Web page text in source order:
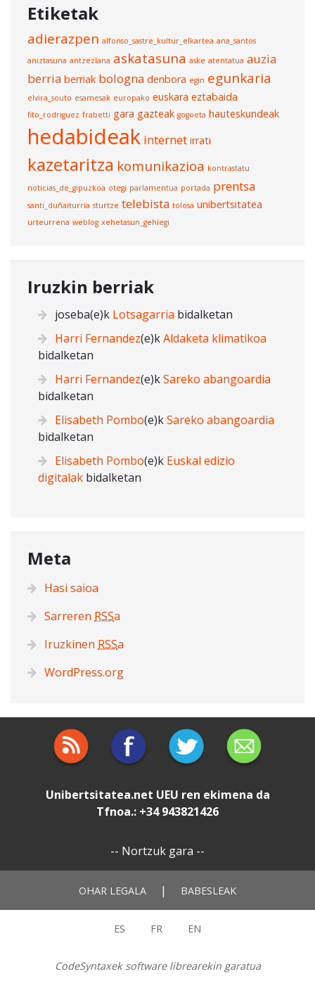
Etiketak
adierazpen alfonso_sastre_kultur_elkartea ana_santos
aniztasuna antzezlana askatasuna aske atentatua auzia
berria berriak bologna denbora egin egunkaria
elvira_souto esamesak europako euskara eztabaida
fito_rodriguez frabetti gara gazteak gogoeta hauteskundeak
hedabideak internet irrati
kazetaritza komunikazioa kontrastatu
noticias_de_gipuzkoa otegi parlamentua portada prentsa
santi_duñaiturria sturtze telebista tolosa unibertsitatea
urteurrena weblog xehetasun_gehiegi
Iruzkin berriak
joseba(e)k Lotsagarria bidalketan
Harri Fernandez(e)kAldaketa klimatikoa
bidalketan
Harri Fernandez(e)kSareko abangoardia
bidalketan
Elisabeth Pombo(e)kSareko abangoardia
bidalketan
Elisabeth Pombo(e)k Euskal edizio
digitalak bidalketan
Meta
Hasi saioa
Sarreren RSSa
Iruzkinen RSSa
WordPress.org
Unibertsitatea.net UEU ren ekimena da
Tfnoa.: +34 943821426
-- Nortzuk gara --
OHAR LEGALA | BABESLEAK
ES FR EN
CodeSyntaxek software librearekin garatua